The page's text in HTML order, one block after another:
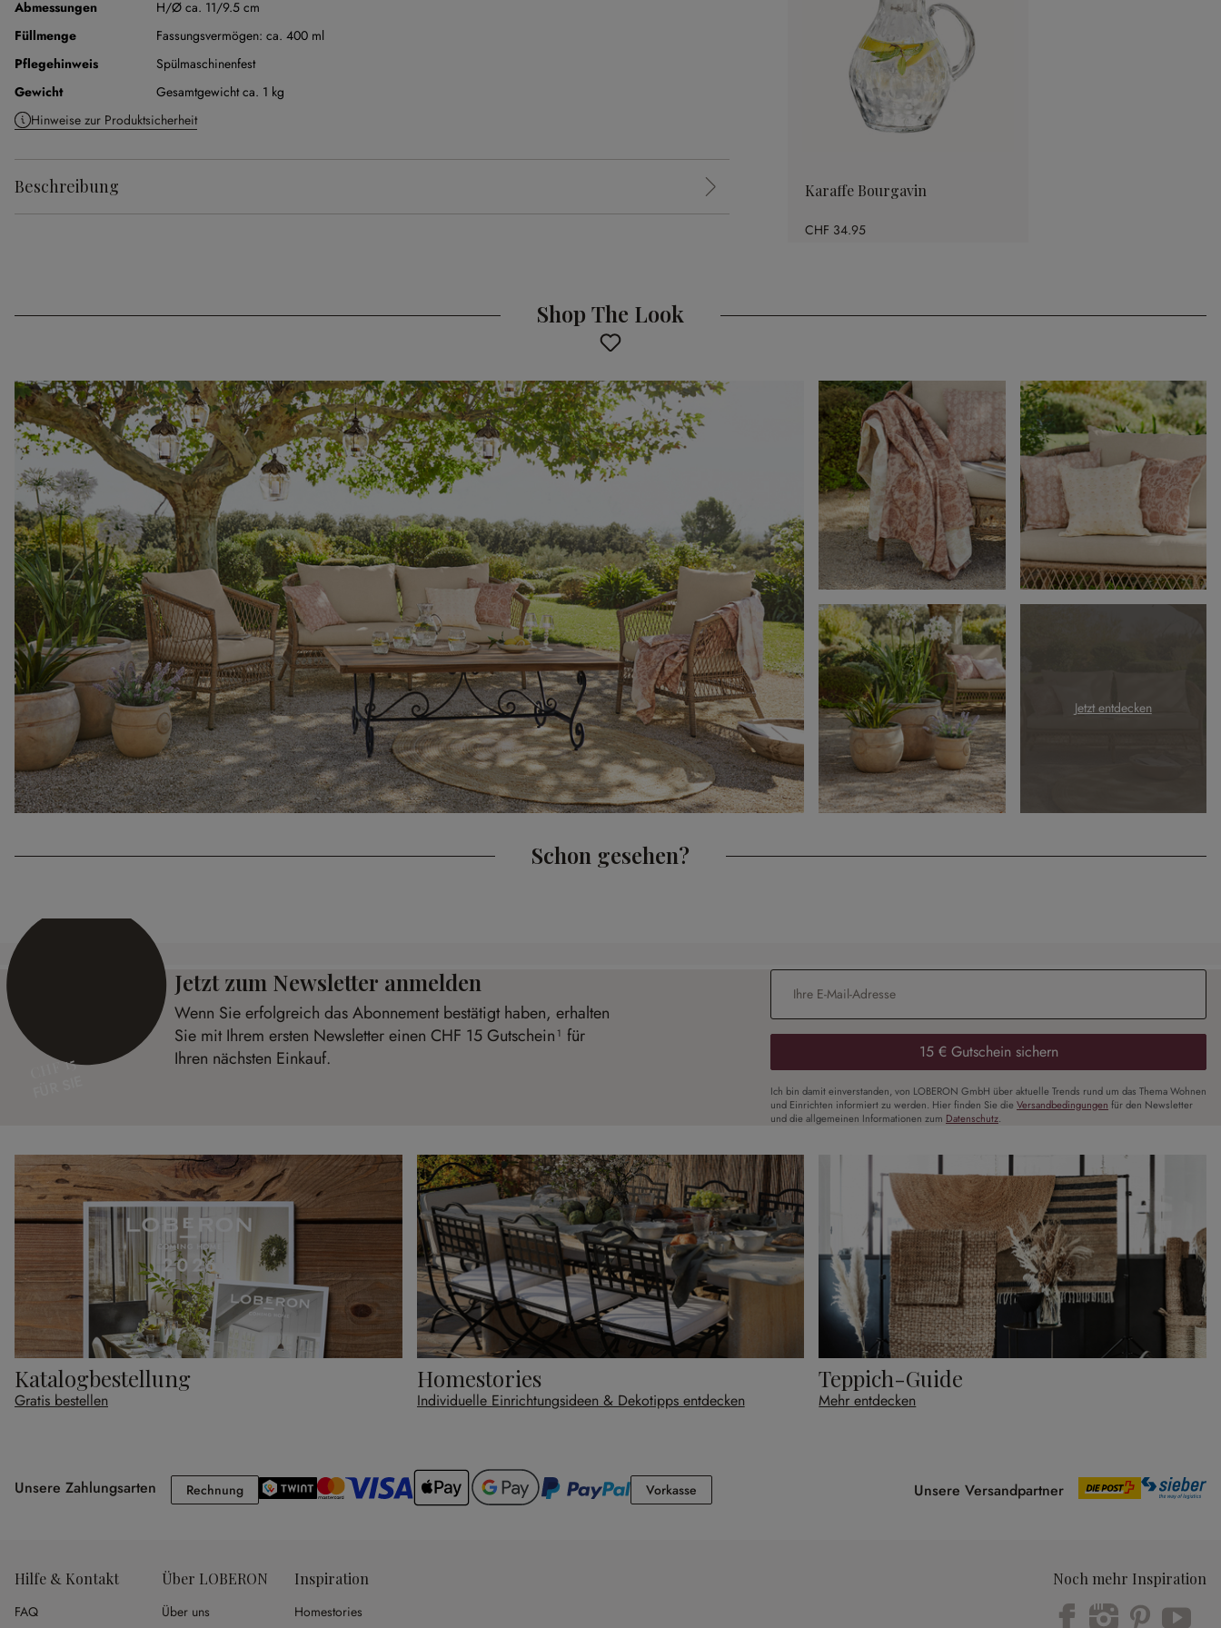
Abmessungen
H/Ø ca. 11/9.5 cm
Füllmenge
Fassungsvermögen: ca. 400 ml
Pflegehinweis
Spülmaschinenfest
Gewicht
Gesamtgewicht ca. 1 kg
Hinweise zur Produktsicherheit
Beschreibung Karaffe Bourgavin
CHF 34.95
Shop The Look
Jetzt entdecken
Schon gesehen?
CHF 15
Jetzt zum Newsletter anmelden
Wenn Sie erfolgreich das Abonnement bestätigt haben, erhalten
Sie mit Ihrem ersten Newsletter einen CHF 15 Gutschein¹ für
Ihren nächsten Einkauf.
E-Mail-Adresse
15 € Gutschein sichern
Ich bin damit einverstanden, von LOBERON GmbH über aktuelle Trends rund um das Thema Wohnen
und Einrichten informiert zu werden. Hier finden Sie die Versandbedingungen für den Newsletter
und die allgemeinen Informationen zum Datenschutz.
Katalogbestellung
Gratis bestellen
Homestories
Individuelle Einrichtungsideen & Dekotipps entdecken
Teppich-Guide
Mehr entdecken
Unsere Zahlungsarten RechnungRechnung VorkasseVorkasse Unsere Versandpartner
Hilfe & Kontakt
FAQ
Über LOBERON
Über uns
Inspiration
Homestories
Noch mehr Inspiration